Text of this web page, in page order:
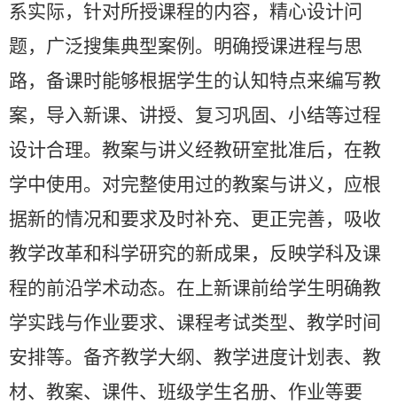
系实际，针对所授课程的内容，精心设计问
题，广泛搜集典型案例。明确授课进程与思
路，备课时能够根据学生的认知特点来编写教
案，导入新课、讲授、复习巩固、小结等过程
设计合理。教案与讲义经教研室批准后，在教
学中使用。对完整使用过的教案与讲义，应根
据新的情况和要求及时补充、更正完善，吸收
教学改革和科学研究的新成果，反映学科及课
程的前沿学术动态。在上新课前给学生明确教
学实践与作业要求、课程考试类型、教学时间
安排等。备齐教学大纲、教学进度计划表、教
材、教案、课件、班级学生名册、作业等要